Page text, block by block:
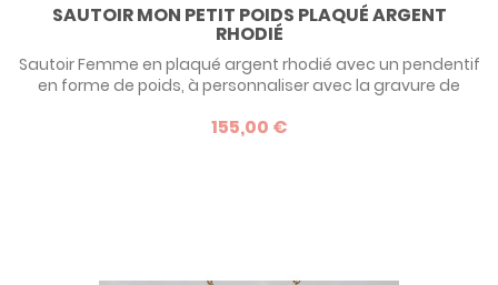
SAUTOIR MON PETIT POIDS PLAQUÉ ARGENT
RHODIÉ
Sautoir Femme en plaqué argent rhodié avec un pendentif
en forme de poids, à personnaliser avec la gravure de
affectif pour une jeune maman !
155,00 €